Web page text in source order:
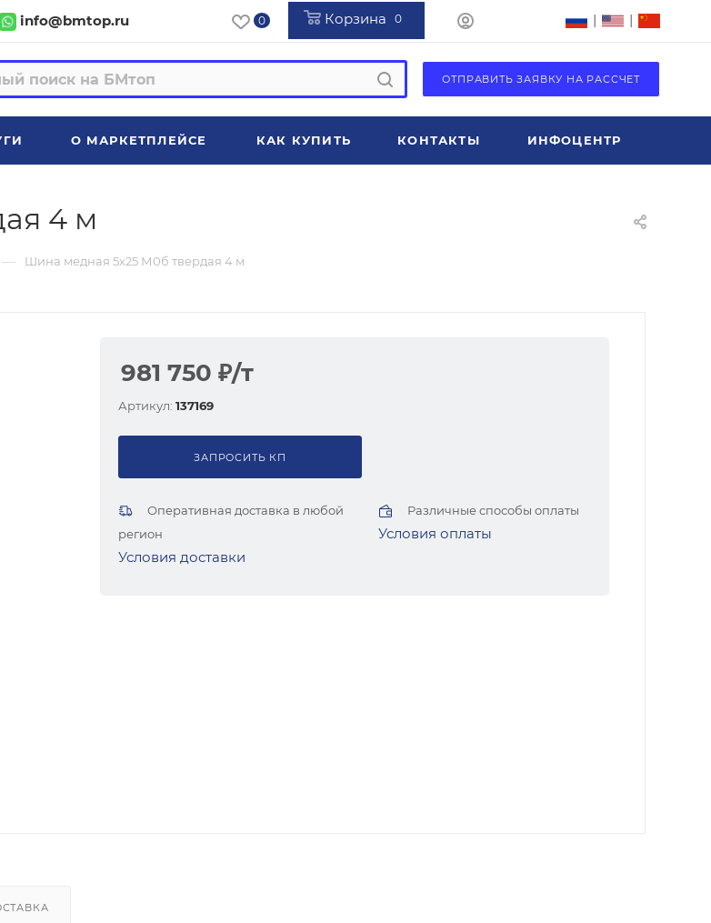
info@bmtop.ru 0 Корзина 0 | |
ОТПРАВИТЬ ЗАЯВКУ НА РАССЧЕТ
О МАРКЕТПЛЕЙСЕ КАК КУПИТЬ КОНТАКТЫ ИНФОЦЕНТР
4 м
— Шина медная 5х25 М0б твердая 4 м
981 750 ₽/т
Артикул: 137169
ЗАПРОСИТЬ КП
Оперативная доставка в любой
регион
Условия доставки
Различные способы оплаты
Условия оплаты